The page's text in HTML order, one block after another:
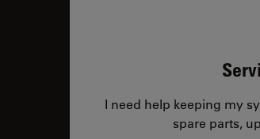
I need help keeping my
spare parts,